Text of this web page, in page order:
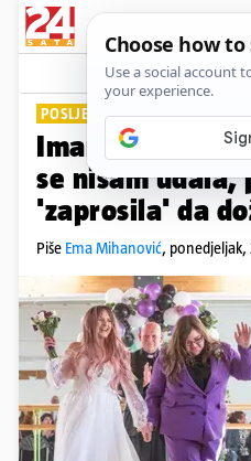
POSLJEDNJA ŽELJA
Imam još
se nisam
'zaprosila' da
Piše Ema Mihanović,